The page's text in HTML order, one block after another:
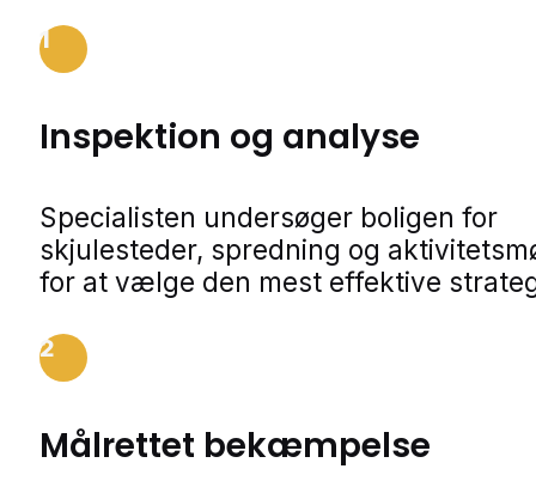
1
Inspektion og analyse
Specialisten undersøger boligen for
skjulesteder, spredning og
for at vælge den mest effektive
2
Målrettet bekæmpelse